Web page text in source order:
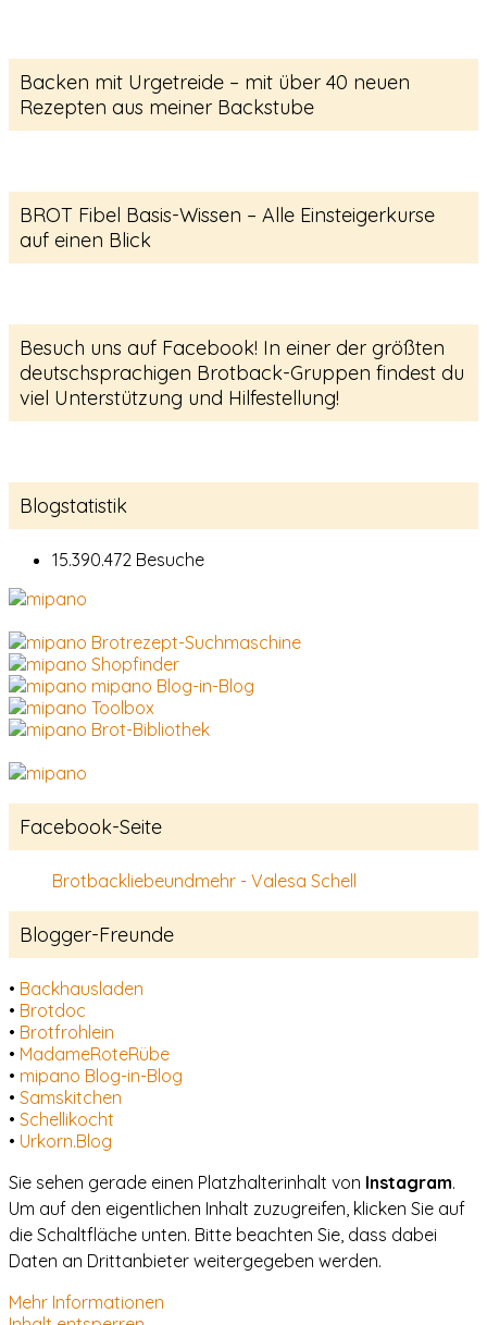
Backen mit Urgetreide – mit über 40 neuen
Rezepten aus meiner Backstube
BROT Fibel Basis-Wissen – Alle Einsteigerkurse
auf einen Blick
Besuch uns auf Facebook! In einer der größten
deutschsprachigen Brotback-Gruppen findest du
viel Unterstützung und Hilfestellung!
Blogstatistik
15.390.472 Besuche
Brotrezept-Suchmaschine
Shopfinder
mipano Blog-in-Blog
Toolbox
Brot-Bibliothek
Facebook-Seite
Brotbackliebeundmehr - Valesa Schell
Blogger-Freunde
• Backhausladen
• Brotdoc
• Brotfrohlein
• MadameRoteRübe
• mipano Blog-in-Blog
• Samskitchen
• Schellikocht
• Urkorn.Blog
Sie sehen gerade einen Platzhalterinhalt von Instagram.
Um auf den eigentlichen Inhalt zuzugreifen, klicken Sie auf
die Schaltfläche unten. Bitte beachten Sie, dass dabei
Daten an Drittanbieter weitergegeben werden.
Mehr Informationen